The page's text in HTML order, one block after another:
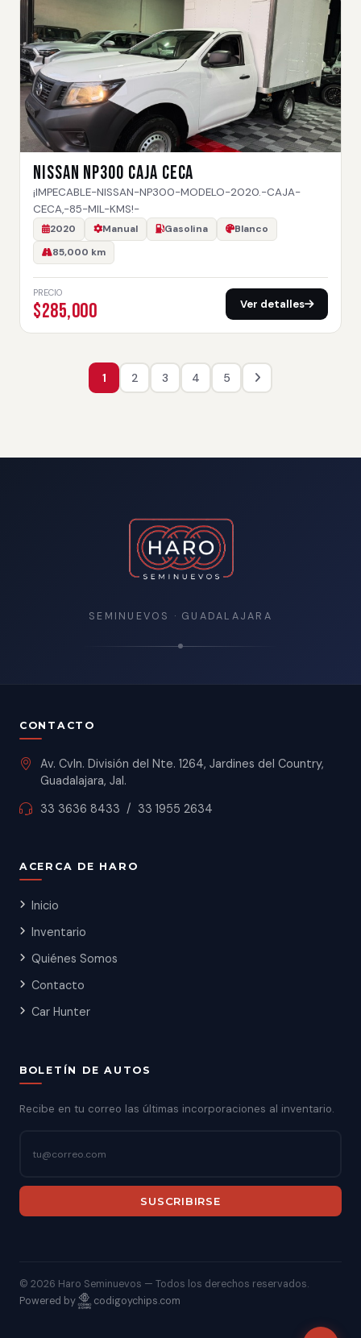
NISSAN NP300 CAJA CECA
¡IMPECABLE-NISSAN-NP300-MODELO-2020.-CAJA-
CECA,-85-MIL-KMS!-
2020 Manual Gasolina
Blanco
85,000 km
PRECIO
$285,000 Ver detalles
1 2 3 4 5
SEMINUEVOS · GUADALAJARA
CONTACTO
Av. Cvln. División del Nte. 1264, Jardines del Country,
Guadalajara, Jal.
33 3636 8433 / 33 1955 2634
ACERCA DE HARO
Inicio
Inventario
Quiénes Somos
Contacto
Car Hunter
BOLETÍN DE AUTOS
Recibe en tu correo las últimas incorporaciones al inventario.
SUSCRIBIRSE
© 2026 Haro Seminuevos — Todos los derechos reservados.
Powered by
codigoychips.com